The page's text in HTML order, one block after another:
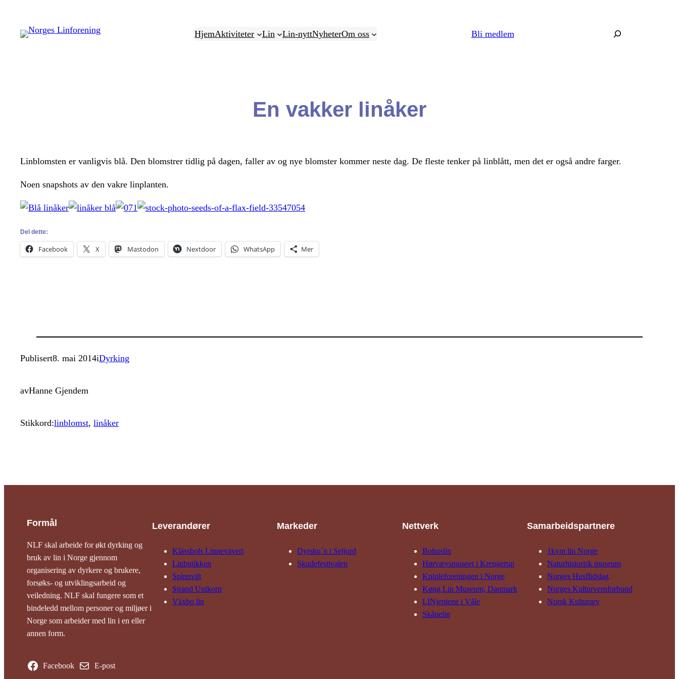
innhold
HjemAktiviteter Lin Lin-nyttNyheterOm oss Bli medlem Søk
En vakker linåker
Linblomsten er vanligvis blå. Den blomstrer tidlig på dagen, faller av og nye blomster kommer neste dag. De fleste tenker på linblått, men det er også andre farger.
Noen snapshots av den vakre linplanten.
Del dette:
Facebook X Mastodon Nextdoor WhatsApp Mer
Publisert8. mai 2014iDyrking
avHanne Gjendem
Stikkord:linblomst, linåker
Formål
NLF skal arbeide for økt dyrking og
bruk av lin i Norge gjennom
organisering av dyrkere og brukere,
forsøks- og utviklingsarbeid og
veiledning. NLF skal fungere som et
bindeledd mellom personer og miljøer i
Norge som arbeider med lin i en eller
annen form.
Leverandører
Klässbols Linne­väveri
Linbutikken
Spinnvilt
Strand Unikorn
Växbo lin
Markeder
Dyrsku´n i Seljord
Skude­fes­tivalen
Nettverk
Bohuslin
Hørvævs­museet i Krengerup
Kniple­foreningen i Norge
Køng Lin Museum, Danmark
LINjentene i Våle
Skånelin
Samarbeids­partnere
1kvm lin Norge
Natur­his­torisk­ museum
Norges Husflids­lag
Norges Kultur­vern­forbund
Norsk Kulturarv
Facebook E-post